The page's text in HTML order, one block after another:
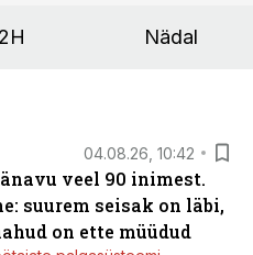
Nädal
04.08.26, 10:42
veel 90 inimest.
suurem seisak on läbi,
on ette müüdud